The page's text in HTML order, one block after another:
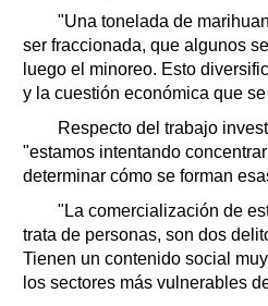
"Una tonelada de
ser fraccionada, que algunos
luego el minoreo. Esto
y la cuestión económica que
Respecto del trabajo
"estamos intentando
determinar cómo se forman
"La comercialización de
trata de personas, son dos
Tienen un contenido social
los sectores más vulnerables